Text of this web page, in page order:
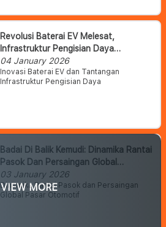
Revolusi Baterai EV Melesat,
Infrastruktur Pengisian Daya
Menghadang
04 January 2026
Inovasi Baterai EV dan Tantangan
Infrastruktur Pengisian Daya
Badai Di Balik Kemudi: Dinamika Rantai
Pasok Dan Persaingan Global
Otomotif Makin Panas
03 January 2026
Dinamika Rantai Pasok dan Persaingan
Global Pasar Otomotif
VIEW MORE